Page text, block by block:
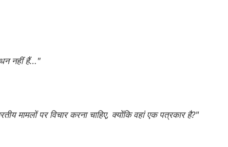
नहीं हैं..."
मामलों पर विचार करना चाहिए, क्योंकि वहां एक पत्रकार है?"